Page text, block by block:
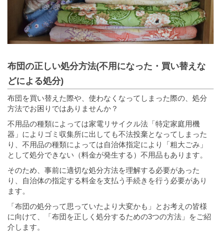
布団の正しい処分方法(不用になった・買い替えな
どによる処分)
布団を買い替えた際や、使わなくなってしまった際の、処分
方法でお困りではありませんか？
不用品の種類によっては家電リサイクル法「特定家庭用機
器」によりゴミ収集所に出しても不法投棄となってしまった
り、不用品の種類によっては自治体指定により「粗大ごみ」
として処分できない（料金が発生する）不用品もあります。
そのため、事前に適切な処分方法を理解する必要があった
り、自治体の指定する料金を支払う手続きを行う必要があり
ます。
「布団の処分って思っていたより大変かも」とお考えの皆様
に向けて、「布団を正しく処分するための3つの方法」をご紹
介します。